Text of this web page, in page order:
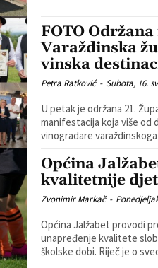
FOTO
Varaždinska
vinska
Petra Ratković - Subota, 16.
U petak je održana 21.
manifestacija koja više od
Općina
kvalitetnije
Zvonimir Markač -
Općina Jalžabet provodi
unapređenje kvalitete
školske dobi. Riječ je o